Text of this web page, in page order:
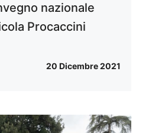
nazionale
Procaccini
20 Dicembre 2021